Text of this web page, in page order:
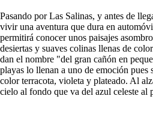
Pasando por Las Salinas, y antes de
vivir una aventura que dura en
permitirá conocer unos paisajes
desiertas y suaves colinas llenas de
dan el nombre "del gran cañón en
playas lo llenan a uno de emoción pues
color terracota, violeta y plateado. Al
cielo al fondo que va del azul celeste al